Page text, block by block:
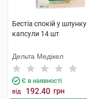
Бестіа спокій у шлунку
капсули 14 шт
Дельта Медікел
Є в наявності
від 192.40 грн